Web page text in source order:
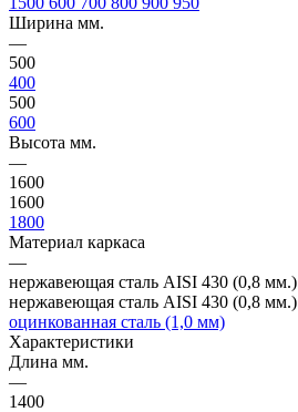
Ширина мм.
—
500
400
500
600
Высота мм.
—
1600
1600
1800
Материал каркаса
—
нержавеющая сталь AISI 430 (0,8 мм.)
нержавеющая сталь AISI 430 (0,8 мм.)
оцинкованная сталь (1,0 мм)
Характеристики
Длина мм.
—
1400